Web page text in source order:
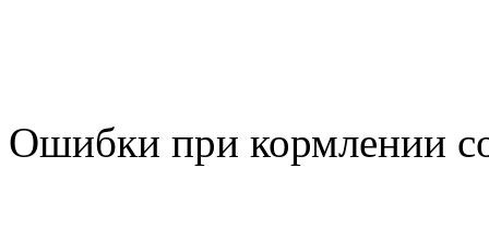
Ошибки при кормлении